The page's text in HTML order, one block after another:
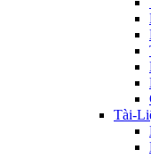
Tài-